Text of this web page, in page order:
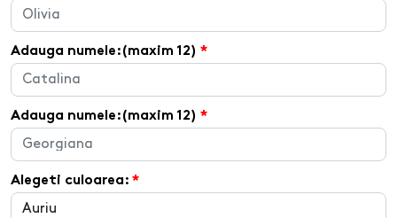
Adauga numele:(maxim 12)
Adauga numele:(maxim 12)
Alegeti culoarea: